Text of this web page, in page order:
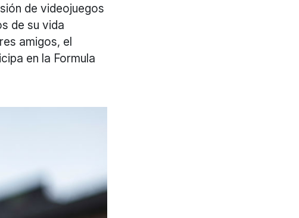
de videojuegos
de su vida
amigos, el
en la Formula